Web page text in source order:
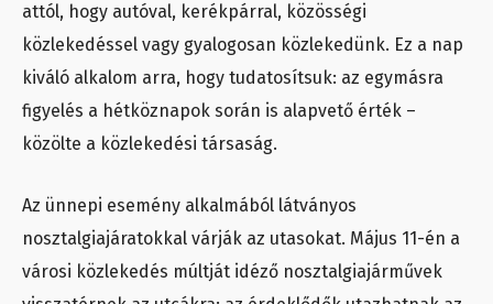
attól, hogy autóval, kerékpárral, közösségi
közlekedéssel vagy gyalogosan közlekedünk. Ez a nap
kiváló alkalom arra, hogy tudatosítsuk: az egymásra
figyelés a hétköznapok során is alapvető érték –
közölte a közlekedési társaság.
Az ünnepi esemény alkalmából látványos
nosztalgiajáratokkal várják az utasokat. Május 11-én a
városi közlekedés múltját idéző nosztalgiajárművek